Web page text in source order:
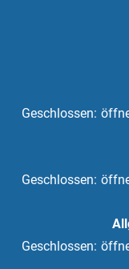
Klicken, um
Geschlossen:
Klicken, um
Geschlossen:
Klicken, um
Geschlossen: